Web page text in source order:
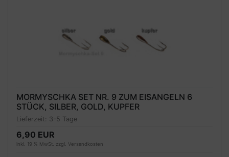
MORMYSCHKA SET NR. 9 ZUM EISANGELN 6
STÜCK, SILBER, GOLD, KUPFER
Lieferzeit: 3-5 Tage
6,90 EUR
inkl. 19 % MwSt. zzgl. Versandkosten